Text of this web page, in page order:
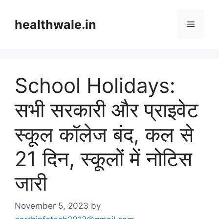
contenthealthwale.in Menu
School Holidays:
सभी सरकारी और प्राइवेट
स्कूल कॉलेज बंद, कल से
21 दिन, स्कूलों में नोटिस
जारी
November 5, 2023 by